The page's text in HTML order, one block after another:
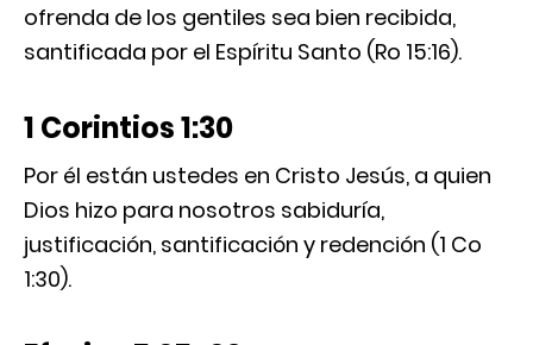
ofrenda de los gentiles sea bien recibida,
santificada por el Espíritu Santo (Ro 15:16).
1 Corintios 1:30
Por él están ustedes en Cristo Jesús, a quien
Dios hizo para nosotros sabiduría,
justificación, santificación y redención (1 Co
1:30).